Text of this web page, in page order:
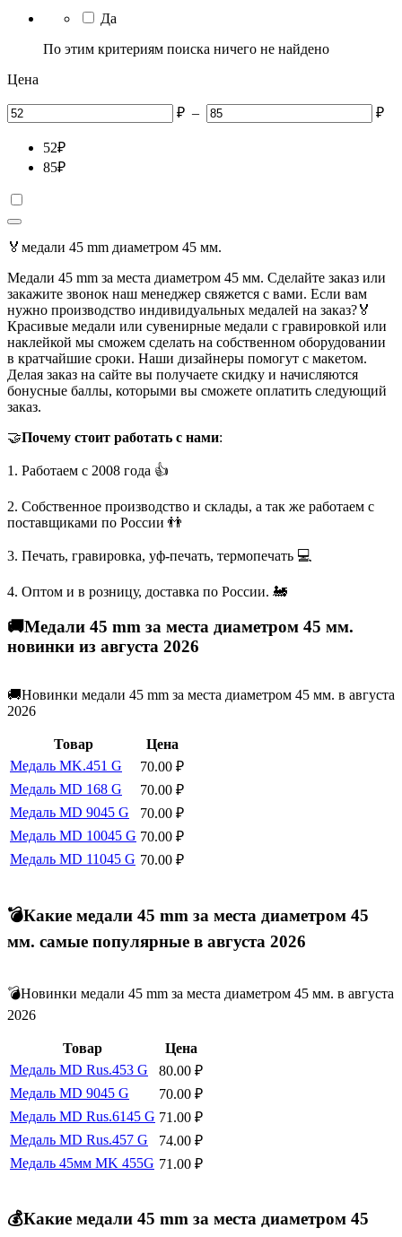
Да
По этим критериям поиска ничего не найдено
Цена
₽ – ₽
52₽
85₽
🏅медали 45 mm диаметром 45 мм.
Медали 45 mm за места диаметром 45 мм. Сделайте заказ или
закажите звонок наш менеджер свяжется с вами. Если вам
нужно производство индивидуальных медалей на заказ?🏅
Красивые медали или сувенирные медали с гравировкой или
наклейкой мы сможем сделать на собственном оборудовании
в кратчайшие сроки. Наши дизайнеры помогут с макетом.
Делая заказ на сайте вы получаете скидку и начисляются
бонусные баллы, которыми вы сможете оплатить следующий
заказ.
🤝Почему стоит работать с нами:
1. Работаем с 2008 года 👍
2. Собственное производство и склады, а так же работаем с
поставщиками по России 👬
3. Печать, гравировка, уф-печать, термопечать 💻
4. Оптом и в розницу, доставка по России. 🚂
🚚Медали 45 mm за места диаметром 45 мм.
новинки из августа 2026
🚚Новинки медали 45 mm за места диаметром 45 мм. в августа
2026
Товар
Цена
Медаль MK.451 G
70.00 ₽
Медаль MD 168 G
70.00 ₽
Медаль MD 9045 G
70.00 ₽
Медаль MD 10045 G 70.00 ₽
Медаль MD 11045 G 70.00 ₽
💣Какие медали 45 mm за места диаметром 45
мм. самые популярные в августа 2026
💣Новинки медали 45 mm за места диаметром 45 мм. в августа
2026
Товар
Цена
Медаль MD Rus.453 G
80.00 ₽
Медаль MD 9045 G
70.00 ₽
Медаль MD Rus.6145 G 71.00 ₽
Медаль MD Rus.457 G
74.00 ₽
Медаль 45мм MK 455G 71.00 ₽
💰Какие медали 45 mm за места диаметром 45